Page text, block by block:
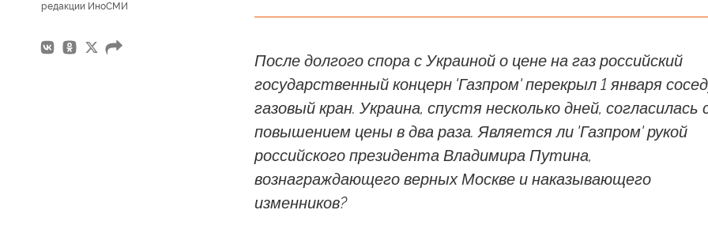
редакции ИноСМИ
После долгого спора с Украиной о цене на газ российский
государственный концерн 'Газпром' перекрыл 1 января
газовый кран. Украина, спустя несколько дней, согласилась
повышением цены в два раза. Является ли 'Газпром' рукой
российского президента Владимира Путина,
вознаграждающего верных Москве и наказывающего
изменников?